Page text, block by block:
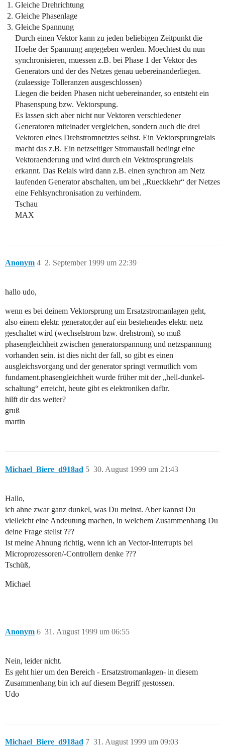
Gleiche Drehrichtung
Gleiche Phasenlage
Gleiche Spannung
Durch einen Vektor kann zu jeden beliebigen Zeitpunkt die
Hoehe der Spannung angegeben werden. Moechtest du nun
synchronisieren, muessen z.B. bei Phase 1 der Vektor des
Generators und der des Netzes genau uebereinanderliegen.
(zulaessige Tolleranzen ausgeschlossen)
Liegen die beiden Phasen nicht uebereinander, so entsteht ein
Phasenspung bzw. Vektorspung.
Es lassen sich aber nicht nur Vektoren verschiedener
Generatoren miteinader vergleichen, sondern auch die drei
Vektoren eines Drehstromnetztes selbst. Ein Vektorsprungrelais
macht das z.B. Ein netzseitiger Stromausfall bedingt eine
Vektoraenderung und wird durch ein Vektrosprungrelais
erkannt. Das Relais wird dann z.B. einen synchron am Netz
laufenden Generator abschalten, um bei „Rueckkehr“ der Netzes
eine Fehlsynchronisation zu verhindern.
Tschau
MAX
Anonym 2. September 1999 um 22:39
4
hallo udo,
wenn es bei deinem Vektorsprung um Ersatzstromanlagen geht,
also einem elektr. generator,der auf ein bestehendes elektr. netz
geschaltet wird (wechselstrom bzw. drehstrom), so muß
phasengleichheit zwischen generatorspannung und netzspannung
vorhanden sein. ist dies nicht der fall, so gibt es einen
ausgleichsvorgang und der generator springt vermutlich vom
fundament.phasengleichheit wurde früher mit der „hell-dunkel-
schaltung“ erreicht, heute gibt es elektroniken dafür.
hilft dir das weiter?
gruß
martin
Michael_Biere_d918ad 30. August 1999 um 21:43
5
Hallo,
ich ahne zwar ganz dunkel, was Du meinst. Aber kannst Du
vielleicht eine Andeutung machen, in welchem Zusammenhang Du
deine Frage stellst ???
Ist meine Ahnung richtig, wenn ich an Vector-Interrupts bei
Microprozessoren/-Controllern denke ???
Tschüß,
Michael
Anonym 31. August 1999 um 06:55
6
Nein, leider nicht.
Es geht hier um den Bereich - Ersatzstromanlagen- in diesem
Zusammenhang bin ich auf diesem Begriff gestossen.
Udo
Michael_Biere_d918ad 31. August 1999 um 09:03
7